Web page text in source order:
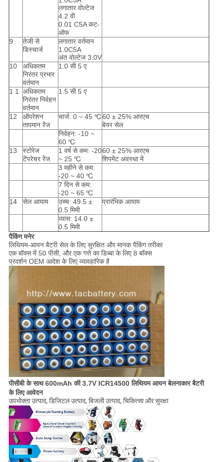
लगातार वोल्टेज
4.2 वी
0.01 C5A कट-
ऑफ
9
तेजी से
डिस्चार्ज
लगातार वर्तमान
1.0C5A
अंत वोल्टेज 3.0V
10
अधिकतम
निरंतर प्रभार
वर्तमान
1.0 सी 5 ए
1 1 अधिकतम
निरंतर निर्वहन
वर्तमान
1.5 सी 5 ए
12
ऑपरेशन
तापमान रेंज
चार्ज: 0 ~ 45 ℃60 ± 25% आरएच
बेयर सेल
निर्वहन: -10 ~
60 ℃
13
स्टोरेज
टेंपरेचर रेंज
1 वर्ष से कम: -20
~ 25 ℃
60 ± 25% आरएच
शिपमेंट अवस्था में
3 महीने से कम:
-20 ~ 40 ℃
7 दिन से कम:
-20 ~ 65 ℃
14
सेल आयाम
उच्च: 49.5 ±
0.5 मिमी
प्रारंभिक आयाम
व्यास: 14.0 ±
0.5 मिमी
पैकिंग मनेर
लिथियम-आयन बैटरी सेल के लिए सुरक्षित और मानक पैकिंग तरीका
एक बॉक्स में 50 पीसी, और एक गत्ते का डिब्बा के लिए 8 बॉक्स
प्रदर्शन OEM आदेश के लिए व्यावहारिक है
पीसीबी के साथ 600mAh की 3.7V ICR14500 लिथियम आयन बेलनाकार बैटरी
के लिए आवेदन
उपभोक्ता उत्पाद, डिजिटल उत्पाद, बिजली उत्पाद, चिकित्सा और सुरक्षा